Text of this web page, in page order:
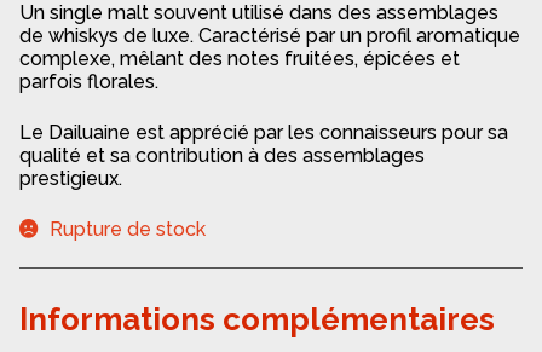
Un single malt souvent utilisé dans des assemblages
de whiskys de luxe. Caractérisé par un profil aromatique
complexe, mêlant des notes fruitées, épicées et
parfois florales.
Le Dailuaine est apprécié par les connaisseurs pour sa
qualité et sa contribution à des assemblages
prestigieux.
Rupture de stock
Informations complémentaires